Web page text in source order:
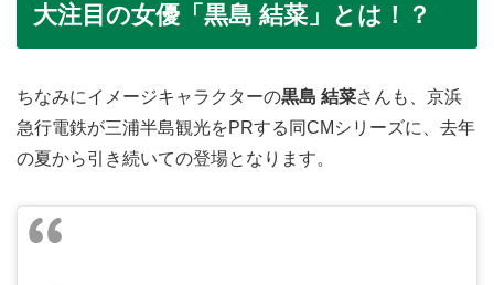
大注目の女優「黒島 結菜」とは！？
ちなみにイメージキャラクターの黒島 結菜さんも、京浜
急行電鉄が三浦半島観光をPRする同CMシリーズに、去年
の夏から引き続いての登場となります。